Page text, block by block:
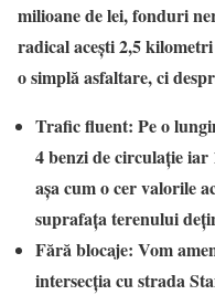
milioane de lei, fonduri
radical acești 2,5
o simplă asfaltare, ci
Trafic fluent: Pe o
4 benzi de circulație
așa cum o cer valorile
suprafața terenului
Fără blocaje: Vom
intersecția cu strada